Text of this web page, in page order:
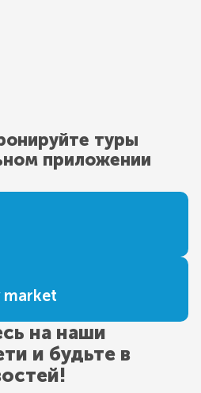
туры
приложении
market
на наши
и будьте в